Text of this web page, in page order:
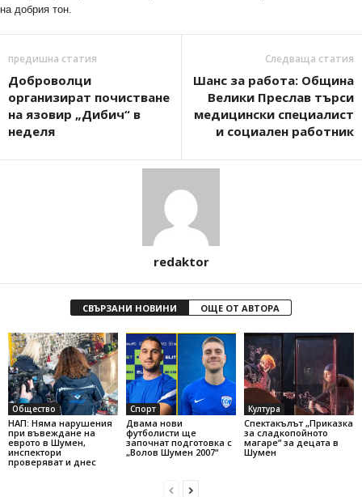
на добрия тон.
предишна статия
Доброволци
организират почистване
на язовир „Дибич“ в
неделя
Следваща статия
Шанс за работа: Община
Велики Преслав търси
медицински специалист
и социален работник
redaktor
СВЪРЗАНИ НОВИНИ ОЩЕ ОТ АВТОРА
Общество
НАП: Няма нарушения
при въвеждане на
еврото в Шумен,
инспектори
проверяват и днес
Спорт
Двама нови
футболисти ще
започнат подготовка с
„Волов Шумен 2007“
Култура
Спектакълът „Приказка
за сладкопойното
магаре“ за децата в
Шумен